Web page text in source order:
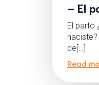
– El
El parto
de[…]
Read